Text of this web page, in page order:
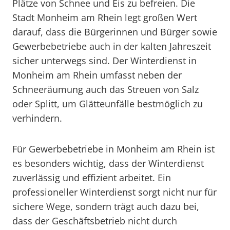
Plätze von Schnee und Eis zu befreien. Die
Stadt Monheim am Rhein legt großen Wert
darauf, dass die Bürgerinnen und Bürger sowie
Gewerbebetriebe auch in der kalten Jahreszeit
sicher unterwegs sind. Der Winterdienst in
Monheim am Rhein umfasst neben der
Schneeräumung auch das Streuen von Salz
oder Splitt, um Glätteunfälle bestmöglich zu
verhindern.
Für Gewerbebetriebe in Monheim am Rhein ist
es besonders wichtig, dass der Winterdienst
zuverlässig und effizient arbeitet. Ein
professioneller Winterdienst sorgt nicht nur für
sichere Wege, sondern trägt auch dazu bei,
dass der Geschäftsbetrieb nicht durch